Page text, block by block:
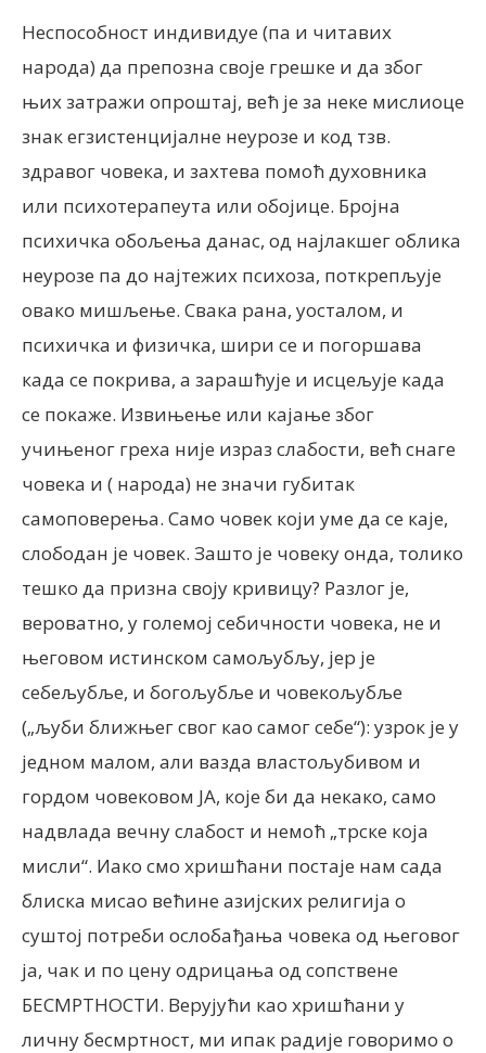
Неспособност индивидуе (па и читавих
народа) да препозна своје грешке и да због
њих затражи опроштај, већ је за неке мислиоце
знак егзистенцијалне неурозе и код тзв.
здравог човека, и захтева помоћ духовника
или психотерапеута или обојице. Бројна
психичка обољења данас, од најлакшег облика
неурозе па до најтежих психоза, поткрепљује
овако мишљење. Свака рана, уосталом, и
психичка и физичка, шири се и погоршава
када се покрива, а зарашћује и исцељује када
се покаже. Извињење или кајање због
учињеног греха није израз слабости, већ снаге
човека и ( народа) не значи губитак
самоповерења. Само човек који уме да се каје,
слободан је човек. Зашто је човеку онда, толико
тешко да призна своју кривицу? Разлог је,
вероватно, у големој себичности човека, не и
његовом истинском самољубљу, јер је
себељубље, и богољубље и човекољубље
(„љуби ближњег свог као самог себе“): узрок је у
једном малом, али вазда властољубивом и
гордом човековом ЈА, које би да некако, само
надвлада вечну слабост и немоћ „трске која
мисли“. Иако смо хришћани постаје нам сада
блиска мисао већине азијских религија о
суштој потреби ослобађања човека од његовог
ја, чак и по цену одрицања од сопствене
БЕСМРТНОСТИ. Верујући као хришћани у
личну бесмртност, ми ипак радије говоримо о